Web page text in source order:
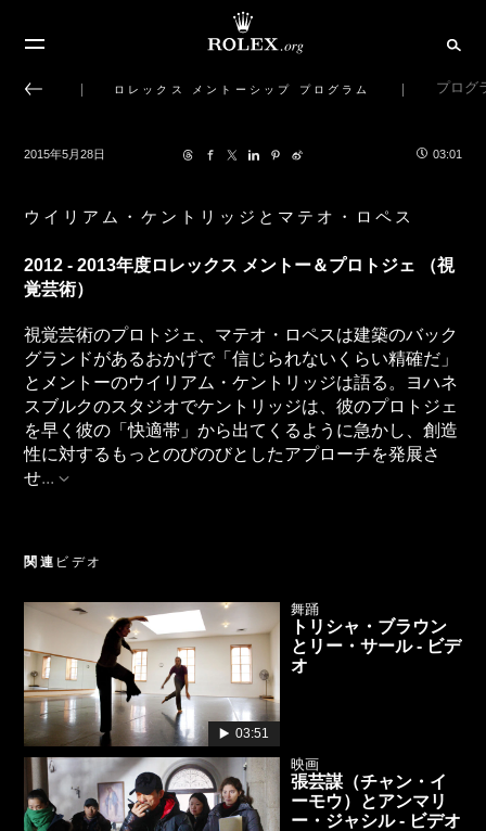
ロレックス メントーシップ プログラム プログ
2015年5月28日 03:01
ウイリアム・ケントリッジとマテオ・ロペス
2012 - 2013年度ロレックス メントー＆プロトジェ （視
覚芸術）
視覚芸術のプロトジェ、マテオ・ロペスは建築のバック
グランドがあるおかげで「信じられないくらい精確だ」
とメントーのウイリアム・ケントリッジは語る。ヨハネ
スブルクのスタジオでケントリッジは、彼のプロトジェ
を早く彼の「快適帯」から出てくるように急かし、創造
性に対するもっとのびのびとしたアプローチを発展さ
せ...
関連ビデオ
03:51
舞踊
トリシャ・ブラウン
とリー・サール - ビデ
オ
映画
張芸謀（チャン・イ
ーモウ）とアンマリ
ー・ジャシル - ビデオ